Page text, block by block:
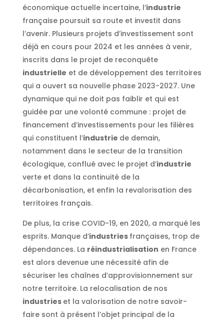
économique actuelle incertaine, l’industrie
française poursuit sa route et investit dans
l’avenir. Plusieurs projets d’investissement sont
déjà en cours pour 2024 et les années à venir,
inscrits dans le projet de reconquête
industrielle et de développement des territoires
qui a ouvert sa nouvelle phase 2023-2027. Une
dynamique qui ne doit pas faiblir et qui est
guidée par une volonté commune : projet de
financement d’investissements pour les filières
qui constituent l’industrie de demain,
notamment dans le secteur de la transition
écologique, conflué avec le projet d’industrie
verte et dans la continuité de la
décarbonisation, et enfin la revalorisation des
territoires français.
De plus, la crise COVID-19, en 2020, a marqué les
esprits. Manque d’industries françaises, trop de
dépendances. La réindustrialisation en France
est alors devenue une nécessité afin de
sécuriser les chaînes d’approvisionnement sur
notre territoire. La relocalisation de nos
industries et la valorisation de notre savoir-
faire sont à présent l’objet principal de la